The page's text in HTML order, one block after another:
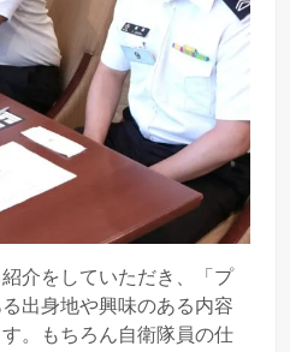
介をしていただき、「プ
出身地や興味のある内容
。もちろん自衛隊員の仕